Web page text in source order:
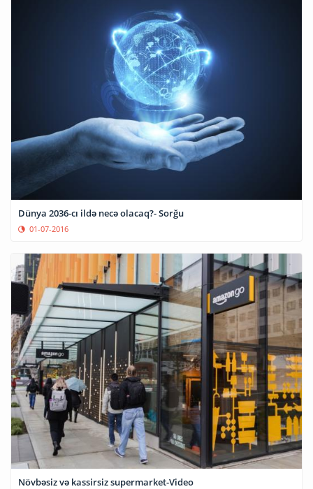
Dünya 2036-cı ildə necə olacaq?- Sorğu
01-07-2016
Növbəsiz və kassirsiz supermarket-Video